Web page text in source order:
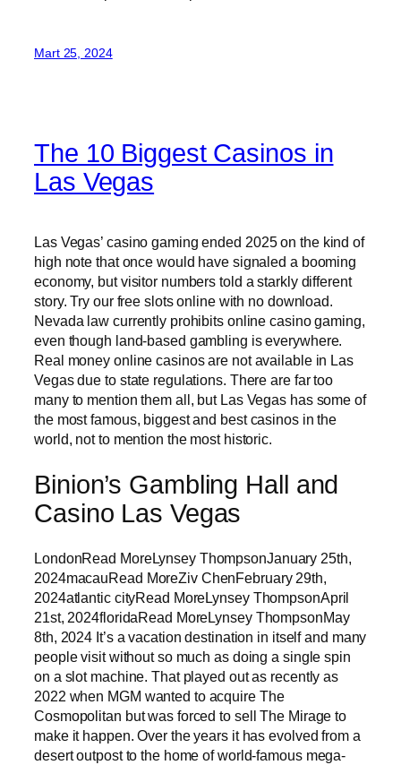
Mart 25, 2024
The 10 Biggest Casinos in
Las Vegas
Las Vegas’ casino gaming ended 2025 on the kind of
high note that once would have signaled a booming
economy, but visitor numbers told a starkly different
story. Try our free slots online with no download.
Nevada law currently prohibits online casino gaming,
even though land-based gambling is everywhere.
Real money online casinos are not available in Las
Vegas due to state regulations. There are far too
many to mention them all, but Las Vegas has some of
the most famous, biggest and best casinos in the
world, not to mention the most historic.
Binion’s Gambling Hall and
Casino Las Vegas
LondonRead MoreLynsey ThompsonJanuary 25th,
2024macauRead MoreZiv ChenFebruary 29th,
2024atlantic cityRead MoreLynsey ThompsonApril
21st, 2024floridaRead MoreLynsey ThompsonMay
8th, 2024 It’s a vacation destination in itself and many
people visit without so much as doing a single spin
on a slot machine. That played out as recently as
2022 when MGM wanted to acquire The
Cosmopolitan but was forced to sell The Mirage to
make it happen. Over the years it has evolved from a
desert outpost to the home of world-famous mega-